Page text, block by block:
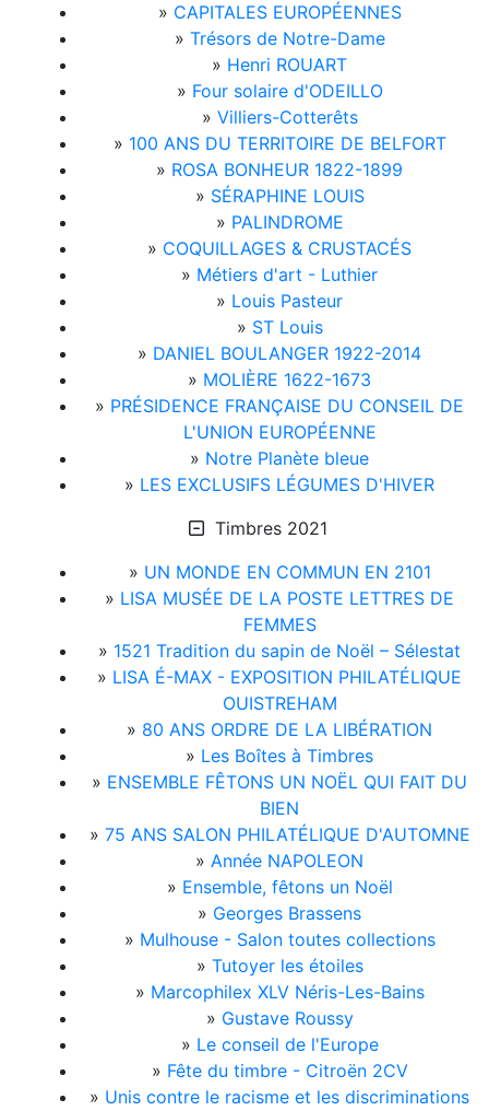
» CAPITALES EUROPÉENNES
» Trésors de Notre-Dame
» Henri ROUART
» Four solaire d'ODEILLO
» Villiers-Cotterêts
» 100 ANS DU TERRITOIRE DE BELFORT
» ROSA BONHEUR 1822-1899
» SÉRAPHINE LOUIS
» PALINDROME
» COQUILLAGES & CRUSTACÉS
» Métiers d'art - Luthier
» Louis Pasteur
» ST Louis
» DANIEL BOULANGER 1922-2014
» MOLIÈRE 1622-1673
» PRÉSIDENCE FRANÇAISE DU CONSEIL DE
L'UNION EUROPÉENNE
» Notre Planète bleue
» LES EXCLUSIFS LÉGUMES D'HIVER
Timbres 2021
» UN MONDE EN COMMUN EN 2101
» LISA MUSÉE DE LA POSTE LETTRES DE
FEMMES
» 1521 Tradition du sapin de Noël – Sélestat
» LISA É-MAX - EXPOSITION PHILATÉLIQUE
OUISTREHAM
» 80 ANS ORDRE DE LA LIBÉRATION
» Les Boîtes à Timbres
» ENSEMBLE FÊTONS UN NOËL QUI FAIT DU
BIEN
» 75 ANS SALON PHILATÉLIQUE D'AUTOMNE
» Année NAPOLEON
» Ensemble, fêtons un Noël
» Georges Brassens
» Mulhouse - Salon toutes collections
» Tutoyer les étoiles
» Marcophilex XLV Néris-Les-Bains
» Gustave Roussy
» Le conseil de l'Europe
» Fête du timbre - Citroën 2CV
» Unis contre le racisme et les discriminations